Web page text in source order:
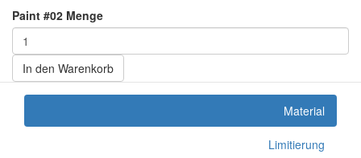
Paint #02 Menge
In den Warenkorb
Material
Limitierung